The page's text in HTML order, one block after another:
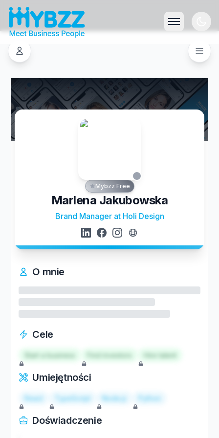
Mybzz Free
Marlena Jakubowska
Brand Manager at Holi Design
O mnie
Cele
Start a business Hire talent
Umiejętności
React TypeScript Node.js Python
Doświadczenie